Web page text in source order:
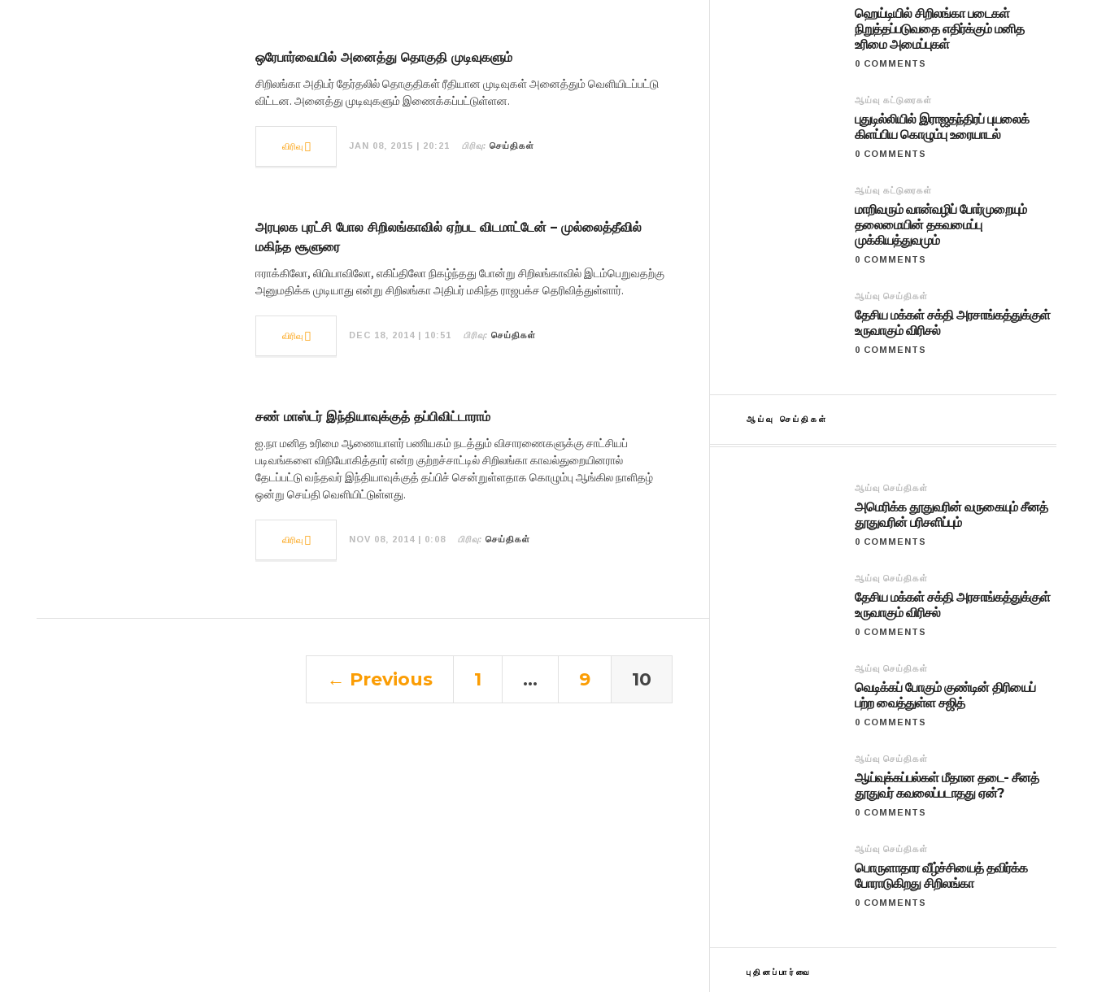
ஒரேபார்வையில் அனைத்து தொகுதி முடிவுகளும்
சிறிலங்கா அதிபர் தேர்தலில் தொகுதிகள் ரீதியான முடிவுகள் அனைத்தும் வெளியிடப்பட்டு
விட்டன. அனைத்து முடிவுகளும் இணைக்கப்பட்டுள்ளன.
விரிவு JAN 08, 2015 | 20:21 பிரிவு: செய்திகள்
அரபுலக புரட்சி போல சிறிலங்காவில் ஏற்பட விடமாட்டேன் – முல்லைத்தீவில்
மகிந்த சூளுரை
ஈராக்கிலோ, லிபியாவிலோ, எகிப்திலோ நிகழ்ந்தது போன்று சிறிலங்காவில் இடம்பெறுவதற்கு
அனுமதிக்க முடியாது என்று சிறிலங்கா அதிபர் மகிந்த ராஜபக்ச தெரிவித்துள்ளார்.
விரிவு DEC 18, 2014 | 10:51 பிரிவு: செய்திகள்
சண் மாஸ்டர் இந்தியாவுக்குத் தப்பிவிட்டாராம்
ஐ.நா மனித உரிமை ஆணையாளர் பணியகம் நடத்தும் விசாரணைகளுக்கு சாட்சியப்
படிவங்களை விநியோகித்தார் என்ற குற்றச்சாட்டில் சிறிலங்கா காவல்துறையினரால்
தேடப்பட்டு வந்தவர் இந்தியாவுக்குத் தப்பிச் சென்றுள்ளதாக கொழும்பு ஆங்கில நாளிதழ்
ஒன்று செய்தி வெளியிட்டுள்ளது.
விரிவு NOV 08, 2014 | 0:08 பிரிவு: செய்திகள்
← Previous 1 … 9 10
ஹெய்டியில் சிறிலங்கா படைகள்
நிறுத்தப்படுவதை எதிர்க்கும் மனித
உரிமை அமைப்புகள்
0 COMMENTS
ஆய்வு கட்டுரைகள்
புதுடில்லியில் இராஜதந்திரப் புயலைக்
கிளப்பிய கொழும்பு உரையாடல்
0 COMMENTS
ஆய்வு கட்டுரைகள்
மாறிவரும் வான்வழிப் போர்முறையும்
தலைமையின் தகவமைப்பு
முக்கியத்துவமும்
0 COMMENTS
ஆய்வு செய்திகள்
தேசிய மக்கள் சக்தி அரசாங்கத்துக்குள்
உருவாகும் விரிசல்
0 COMMENTS
ஆய்வு செய்திகள்
ஆய்வு செய்திகள்
அமெரிக்க தூதுவரின் வருகையும் சீனத்
தூதுவரின் பரிசளிப்பும்
0 COMMENTS
ஆய்வு செய்திகள்
தேசிய மக்கள் சக்தி அரசாங்கத்துக்குள்
உருவாகும் விரிசல்
0 COMMENTS
ஆய்வு செய்திகள்
வெடிக்கப் போகும் குண்டின் திரியைப்
பற்ற வைத்துள்ள சஜித்
0 COMMENTS
ஆய்வு செய்திகள்
ஆய்வுக்கப்பல்கள் மீதான தடை- சீனத்
தூதுவர் கவலைப்படாதது ஏன்?
0 COMMENTS
ஆய்வு செய்திகள்
பொருளாதார வீழ்ச்சியைத் தவிர்க்க
போராடுகிறது சிறிலங்கா
0 COMMENTS
புதினப்பார்வை